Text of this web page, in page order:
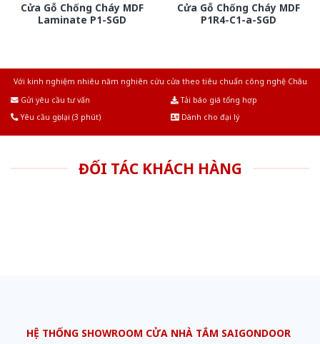
Cửa Gỗ Chống Cháy MDF
Laminate P1-SGD
Cửa Gỗ Chống Cháy MDF
P1R4-C1-a-SGD
Với kinh nghiệm nhiêu năm nghiên cứu cửa theo tiêu chuẩn công nghệ Châu
Gửi yêu cầu tư vấn
Tải báo giá tổng hợp
Yêu cầu gọi lại (3 phút)
Dành cho đại lý
ĐỐI TÁC KHÁCH HÀNG
HỆ THỐNG SHOWROOM CỬA NHÀ TẮM SAIGONDOOR